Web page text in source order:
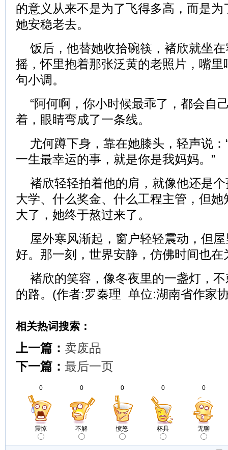
的意义从来不是为了飞得多高，而是
她安稳老去。
饭后，他替她收拾碗筷，褚欣就坐
摇，怀里抱着那张泛黄的老照片，嘴
句小调。
“阿何啊，你小时候最乖了，都会
着，眼睛弯成了一条线。
尤何蹲下身，靠在她膝头，轻声说
一生最幸运的事，就是你是我妈妈。”
褚欣轻轻拍着他的肩，就像他还是
大学、什么奖金、什么工程主管，但
大了，她终于熬过来了。
屋外寒风渐起，窗户轻轻震动，但
好。那一刻，世界安静，仿佛时间也
褚欣的笑容，像冬夜里的一盏灯，
的路。(作者:罗秦理 单位:湖南省作家
相关热词搜索：
上一篇： 卖废品
下一篇： 最后一页
0
震惊
0
不解
0
愤怒
0
杯具
0
无聊